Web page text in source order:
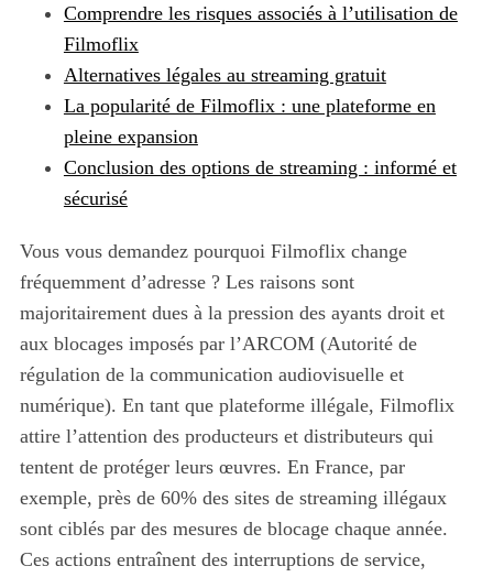
Comprendre les risques associés à l’utilisation de
Filmoflix
Alternatives légales au streaming gratuit
La popularité de Filmoflix : une plateforme en
pleine expansion
Conclusion des options de streaming : informé et
sécurisé
Vous vous demandez pourquoi Filmoflix change
fréquemment d’adresse ? Les raisons sont
majoritairement dues à la pression des ayants droit et
aux blocages imposés par l’ARCOM (Autorité de
régulation de la communication audiovisuelle et
numérique). En tant que plateforme illégale, Filmoflix
attire l’attention des producteurs et distributeurs qui
tentent de protéger leurs œuvres. En France, par
exemple, près de 60% des sites de streaming illégaux
sont ciblés par des mesures de blocage chaque année.
Ces actions entraînent des interruptions de service,